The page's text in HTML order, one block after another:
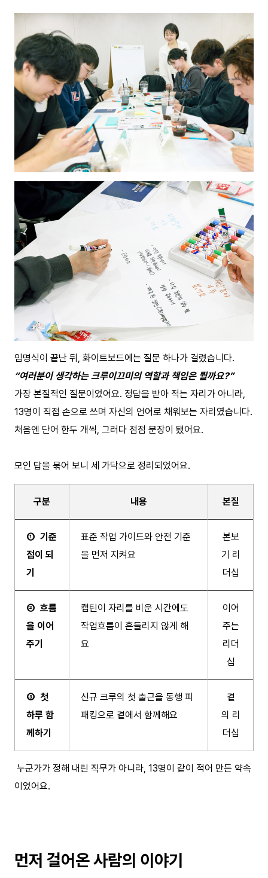
임명식이 끝난 뒤, 화이트보드에는 질문 하나가 걸렸습니다.
“여러분이 생각하는 크루이끄미의 역할과 책임은 뭘까요?”
가장 본질적인 질문이었어요. 정답을 받아 적는 자리가 아니라,
13명이 직접 손으로 쓰며 자신의 언어로 채워보는 자리였습니다.
처음엔 단어 한두 개씩, 그러다 점점 문장이 됐어요.
모인 답을 묶어 보니 세 가닥으로 정리되었어요.
구분 내용 본질
① 기준
점이 되
기
표준 작업 가이드와 안전 기준
을 먼저 지켜요
본보
기 리
더십
② 흐름
을 이어
주기
캡틴이 자리를 비운 시간에도
작업흐름이 흔들리지 않게 해
요
이어
주는
리더
십
③ 첫
하루 함
께하기
신규 크루의 첫 출근을 동행 피
패킹으로 곁에서 함께해요
곁
의 리
더십
누군가가 정해 내린 직무가 아니라, 13명이 같이 적어 만든 약속
이었어요.
먼저 걸어온 사람의 이야기